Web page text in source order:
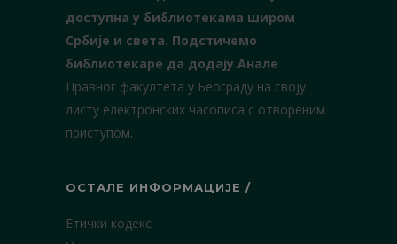
доступна у библиотекама широм
Србије и света. Подстичемо
библиотекаре да додају Анале
Правног факултета у Београду на своју
листу електронских часописа с отвореним
приступом.
ОСТАЛЕ ИНФОРМАЦИЈЕ /
Етички кодекс